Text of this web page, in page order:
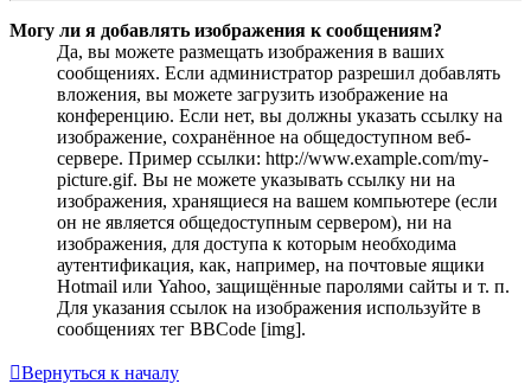
Могу ли я добавлять изображения к сообщениям?
Да, вы можете размещать изображения в ваших
сообщениях. Если администратор разрешил добавлять
вложения, вы можете загрузить изображение на
конференцию. Если нет, вы должны указать ссылку на
изображение, сохранённое на общедоступном веб-
сервере. Пример ссылки: http://www.example.com/my-
picture.gif. Вы не можете указывать ссылку ни на
изображения, хранящиеся на вашем компьютере (если
он не является общедоступным сервером), ни на
изображения, для доступа к которым необходима
аутентификация, как, например, на почтовые ящики
Hotmail или Yahoo, защищённые паролями сайты и т. п.
Для указания ссылок на изображения используйте в
сообщениях тег BBCode [img].
Вернуться к началу